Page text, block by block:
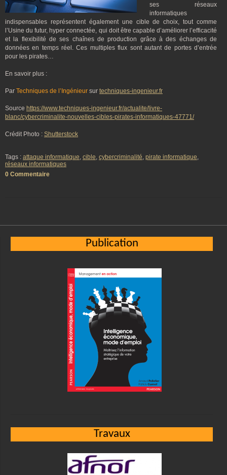
ses réseaux
informatiques
indispensables représentent également une cible de choix, tout comme
l’Usine du futur, hyper connectée, qui doit être capable d’améliorer l’efficacité
et la flexibilité de ses chaînes de production grâce à des échanges de
données en temps réel. Ces multiples flux sont autant de portes d’entrée
pour les pirates…
En savoir plus :
Par Techniques de l’Ingénieur sur techniques-ingenieur.fr
Source https://www.techniques-ingenieur.fr/actualite/livre-
blanc/cybercriminalite-nouvelles-cibles-pirates-informatiques-47771/
Crédit Photo : Shutterstock
Tags : attaque informatique, cible, cybercriminalité, pirate informatique,
réseaux informatiques
0 Commentaire
Publication
Travaux